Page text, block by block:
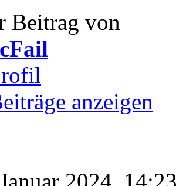
Beitrag von
anzeigen